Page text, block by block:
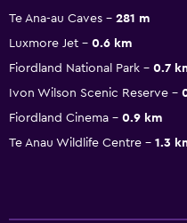
Te Ana-au Caves
281 m
Luxmore Jet
0.6 km
Fiordland National Park
0.7
Ivon Wilson Scenic Reserve
Fiordland Cinema
0.9 km
Te Anau Wildlife Centre
1.3